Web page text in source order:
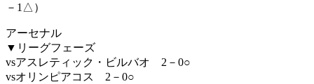
－1△）
アーセナル
▼リーグフェーズ
vsアスレティック・ビルバオ 2－0○
vsオリンピアコス 2－0○